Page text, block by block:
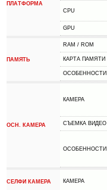
ПЛАТФОРМА
CPU
GPU
ПАМЯТЬ
RAM / ROM
КАРТА ПАМЯТИ
ОСОБЕННОСТИ
ОСН. КАМЕРА
КАМЕРА
СЪЕМКА ВИДЕО
ОСОБЕННОСТИ
СЕЛФИ КАМЕРА КАМЕРА